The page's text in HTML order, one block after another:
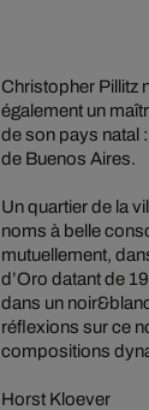
Christopher Pillitz
également un
de son pays natal
de Buenos Aires.
Un quartier de la
noms à belle
mutuellement,
d’Oro datant de
dans un
réflexions sur ce
compositions
Horst Kloever